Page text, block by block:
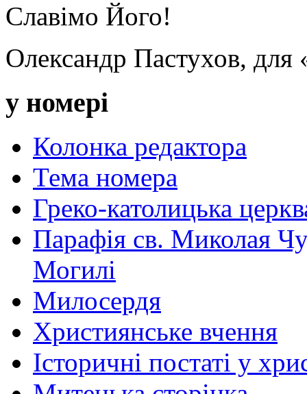
Славімо Його!
Олександр Пастухов, для
у номері
Колонка редактора
Тема номера
Греко-католицька
Парафія св. Миколая
Могилі
Милосердя
Християнське вчення
Історичні постаті у